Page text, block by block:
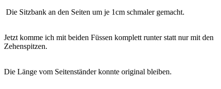
Die Sitzbank an den Seiten um je 1cm schmaler gemacht.
Jetzt komme ich mit beiden Füssen komplett runter statt nur mit den
Zehenspitzen.
Die Länge vom Seitenständer konnte original bleiben.